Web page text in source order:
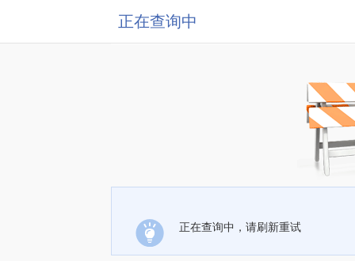
正在查询中
正在查询中，请刷新重试